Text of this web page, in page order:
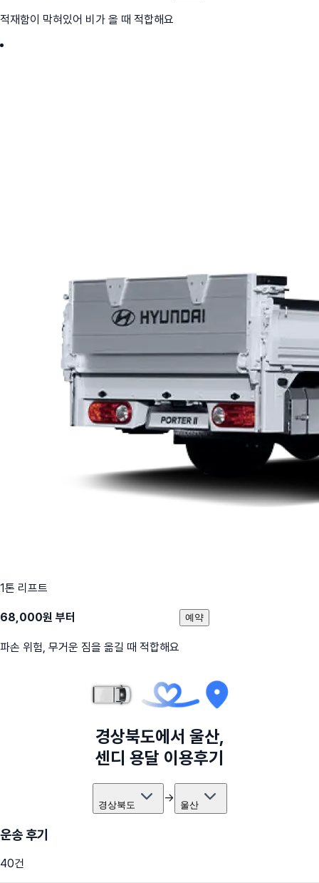
적재함이 막혀있어 비가 올 때 적합해요
1톤 리프트
68,000원 부터
파손 위험, 무거운 짐을 옮길 때 적합해요
예약
경상북도에서 울산,
센디 용달 이용후기
경상북도 → 울산
운송 후기
40건